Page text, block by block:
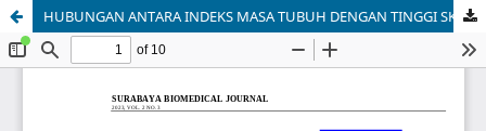
HUBUNGAN ANTARA INDEKS MASA TUBUH DENGAN TINGGI SKOR WESTERN ONTARIO AND MCMASTER UNIVERSITY OSTEOARTHRITIS INDEX PADA PASIEN OSTEOARTHRITIS LUTUT DI RSPAL DR. RAMELAN SURABAYA